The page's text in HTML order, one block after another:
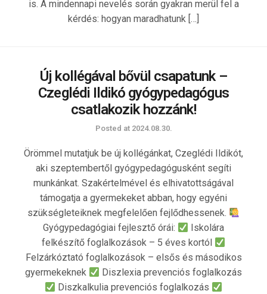
is. A mindennapi nevelés során gyakran merül fel a
kérdés: hogyan maradhatunk […]
Új kollégával bővül csapatunk –
Czeglédi Ildikó gyógypedagógus
csatlakozik hozzánk!
Posted at 2024.08.30.
Örömmel mutatjuk be új kollégánkat, Czeglédi Ildikót,
aki szeptembertől gyógypedagógusként segíti
munkánkat. Szakértelmével és elhivatottságával
támogatja a gyermekeket abban, hogy egyéni
szükségleteiknek megfelelően fejlődhessenek.
Gyógypedagógiai fejlesztő órái:
Iskolára
felkészítő foglalkozások – 5 éves kortól
Felzárkóztató foglalkozások – elsős és másodikos
gyermekeknek
Diszlexia prevenciós foglalkozás
Diszkalkulia prevenciós foglalkozás